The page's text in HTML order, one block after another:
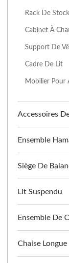
Rack De
Cabinet À
Support De
Cadre De Lit
Mobilier Pour
Accessoires
Ensemble
Siège De
Lit Suspendu
Ensemble De
Chaise Longue